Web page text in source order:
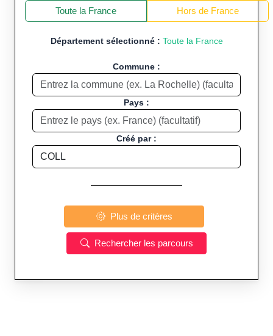
Toute la France Hors de France
Département sélectionné : Toute la France
Commune :
Pays :
Créé par :
Plus de critères
Rechercher les parcours